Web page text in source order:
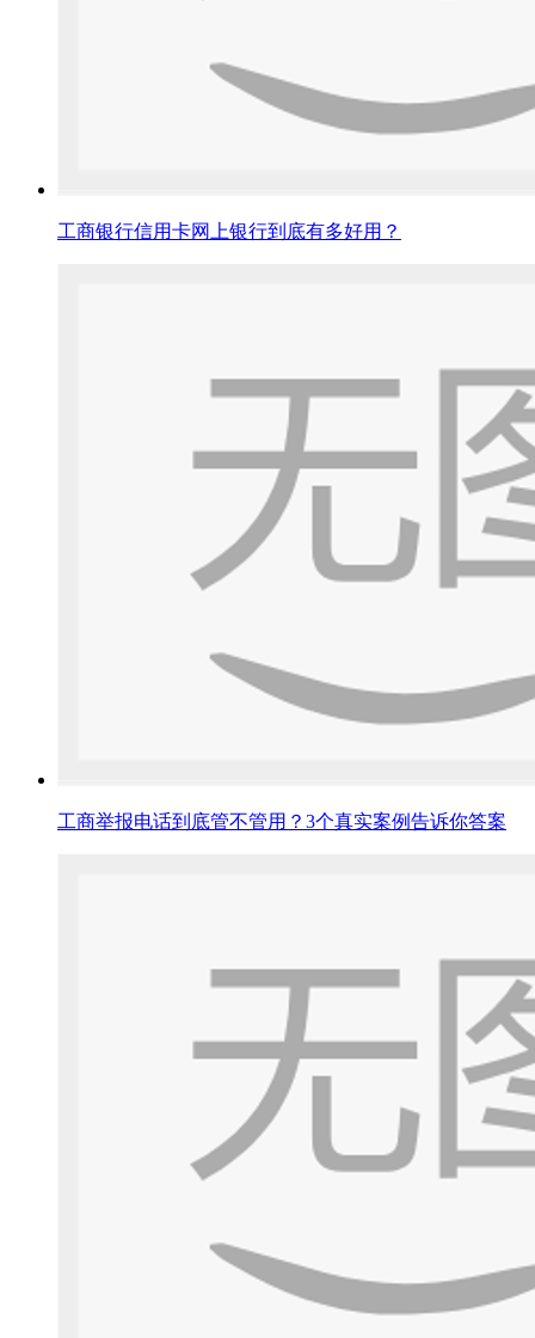
工商银行信用卡网上银行到底有多好用？
工商举报电话到底管不管用？3个真实案例告诉你答案